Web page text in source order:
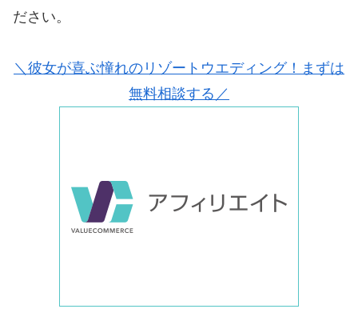
ださい。
＼彼女が喜ぶ憧れのリゾートウエディング！まずは
無料相談する／